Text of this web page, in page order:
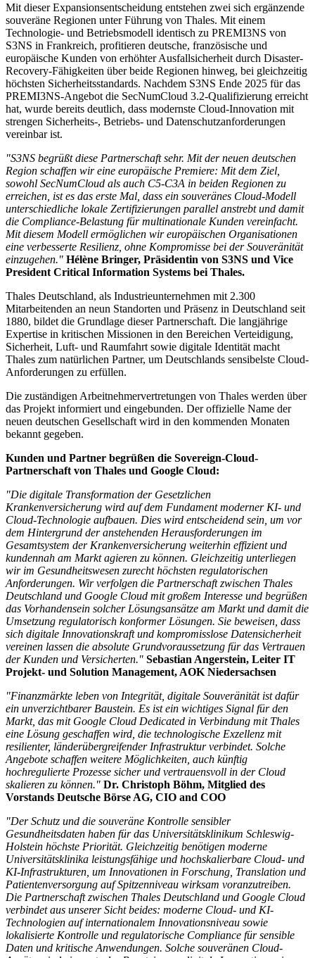
Mit dieser Expansionsentscheidung entstehen zwei sich ergänzende
souveräne Regionen unter Führung von Thales. Mit einem
Technologie- und Betriebsmodell identisch zu PREMI3NS von
S3NS in Frankreich, profitieren deutsche, französische und
europäische Kunden von erhöhter Ausfallsicherheit durch Disaster-
Recovery-Fähigkeiten über beide Regionen hinweg, bei gleichzeitig
höchsten Sicherheitsstandards. Nachdem S3NS Ende 2025 für das
PREMI3NS-Angebot die SecNumCloud 3.2-Qualifizierung erreicht
hat, wurde bereits deutlich, dass modernste Cloud-Innovation mit
strengen Sicherheits-, Betriebs- und Datenschutzanforderungen
vereinbar ist.
"S3NS begrüßt diese Partnerschaft sehr. Mit der neuen deutschen
Region schaffen wir eine europäische Premiere: Mit dem Ziel,
sowohl SecNumCloud als auch C5-C3A in beiden Regionen zu
erreichen, ist es das erste Mal, dass ein souveränes Cloud-Modell
unterschiedliche lokale Zertifizierungen parallel anstrebt und damit
die Compliance-Belastung für multinationale Kunden vereinfacht.
Mit diesem Modell ermöglichen wir europäischen Organisationen
eine verbesserte Resilienz, ohne Kompromisse bei der Souveränität
einzugehen." Hélène Bringer, Präsidentin von S3NS und Vice
President Critical Information Systems bei Thales.
Thales Deutschland, als Industrieunternehmen mit 2.300
Mitarbeitenden an neun Standorten und Präsenz in Deutschland seit
1880, bildet die Grundlage dieser Partnerschaft. Die langjährige
Expertise in kritischen Missionen in den Bereichen Verteidigung,
Sicherheit, Luft- und Raumfahrt sowie digitale Identität macht
Thales zum natürlichen Partner, um Deutschlands sensibelste Cloud-
Anforderungen zu erfüllen.
Die zuständigen Arbeitnehmervertretungen von Thales werden über
das Projekt informiert und eingebunden. Der offizielle Name der
neuen deutschen Gesellschaft wird in den kommenden Monaten
bekannt gegeben.
Kunden und Partner begrüßen die Sovereign-Cloud-
Partnerschaft von Thales und Google Cloud:
"Die digitale Transformation der Gesetzlichen
Krankenversicherung wird auf dem Fundament moderner KI- und
Cloud-Technologie aufbauen. Dies wird entscheidend sein, um vor
dem Hintergrund der anstehenden Herausforderungen im
Gesamtsystem der Krankenversicherung weiterhin effizient und
kundennah am Markt agieren zu können. Gleichzeitig unterliegen
wir im Gesundheitswesen zurecht höchsten regulatorischen
Anforderungen. Wir verfolgen die Partnerschaft zwischen Thales
Deutschland und Google Cloud mit großem Interesse und begrüßen
das Vorhandensein solcher Lösungsansätze am Markt und damit die
Umsetzung regulatorisch konformer Lösungen. Sie beweisen, dass
sich digitale Innovationskraft und kompromisslose Datensicherheit
vereinen lassen die absolute Grundvoraussetzung für das Vertrauen
der Kunden und Versicherten." Sebastian Angerstein, Leiter IT
Projekt- und Solution Management, AOK Niedersachsen
"Finanzmärkte leben von Integrität, digitale Souveränität ist dafür
ein unverzichtbarer Baustein. Es ist ein wichtiges Signal für den
Markt, das mit Google Cloud Dedicated in Verbindung mit Thales
eine Lösung geschaffen wird, die technologische Exzellenz mit
resilienter, länderübergreifender Infrastruktur verbindet. Solche
Angebote schaffen weitere Möglichkeiten, auch künftig
hochregulierte Prozesse sicher und vertrauensvoll in der Cloud
skalieren zu können." Dr. Christoph Böhm, Mitglied des
Vorstands Deutsche Börse AG, CIO and COO
"Der Schutz und die souveräne Kontrolle sensibler
Gesundheitsdaten haben für das Universitätsklinikum Schleswig-
Holstein höchste Priorität. Gleichzeitig benötigen moderne
Universitätsklinika leistungsfähige und hochskalierbare Cloud- und
KI-Infrastrukturen, um Innovationen in Forschung, Translation und
Patientenversorgung auf Spitzenniveau wirksam voranzutreiben.
Die Partnerschaft zwischen Thales Deutschland und Google Cloud
verbindet aus unserer Sicht beides: moderne Cloud- und KI-
Technologien auf internationalem Innovationsniveau sowie
lokalisierte Kontrolle und regulatorische Compliance für sensible
Daten und kritische Anwendungen. Solche souveränen Cloud-